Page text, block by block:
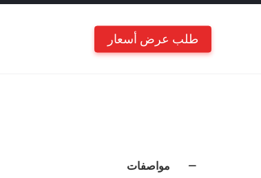
طلب عرض أسعار
مواصفات